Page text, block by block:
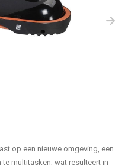
op een nieuwe omgeving, een
multitasken, wat resulteert in